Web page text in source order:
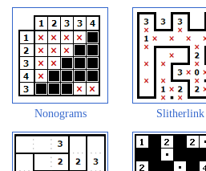
Nonograms Slitherlink